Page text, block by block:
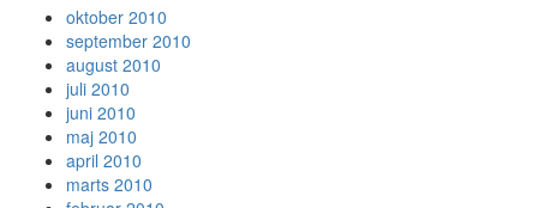
oktober 2010
september 2010
august 2010
juli 2010
juni 2010
maj 2010
april 2010
marts 2010